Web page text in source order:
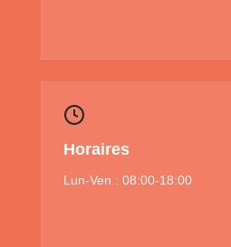
Horaires
Lun-Ven : 08:00-18:00